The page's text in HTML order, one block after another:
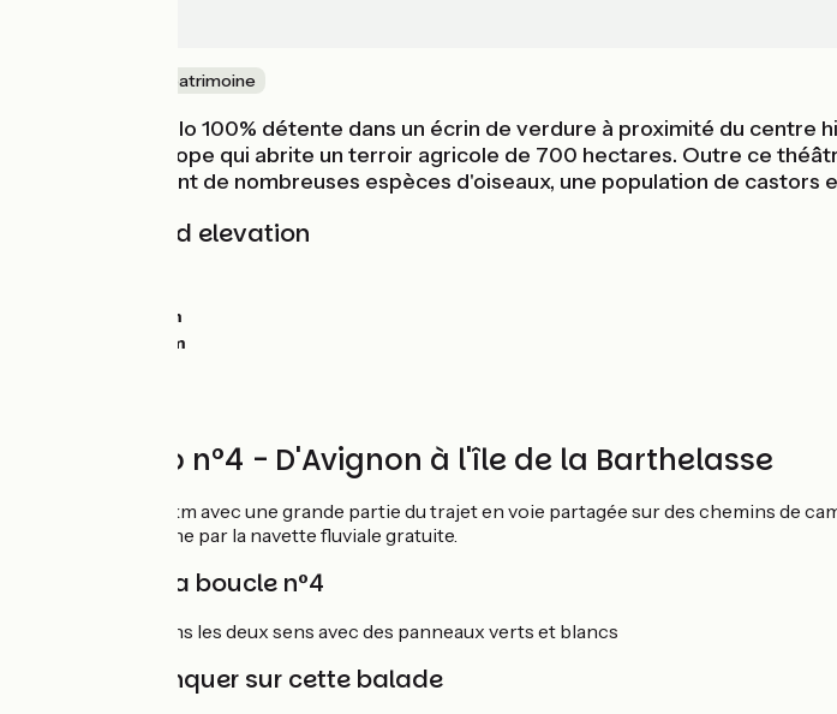
Nature & petit patrimoine
Une balade à vélo 100% détente dans un écrin de verdure à proximité du
île fluviale d'Europe qui abrite un terroir agricole de 700 hectares. Outre ce
du Rhône abritant de nombreuses espèces d'oiseaux, une population de
Gradients and elevation
0m
0m
Circuit vélo n°4 - D'Avignon à l'île de la Barthelasse
Boucle vélo de 13km avec une grande partie du trajet en voie partagée sur des chemins de
traversant le Rhône par la navette fluviale gratuite.
Balisage de la boucle n°4
Boucle balisée dans les deux sens avec des panneaux verts et blancs
À ne pas manquer sur cette balade